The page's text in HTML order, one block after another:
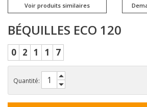
Voir produits similaires
BÉQUILLES ECO 120
0 2 1 1 7
Quantité: